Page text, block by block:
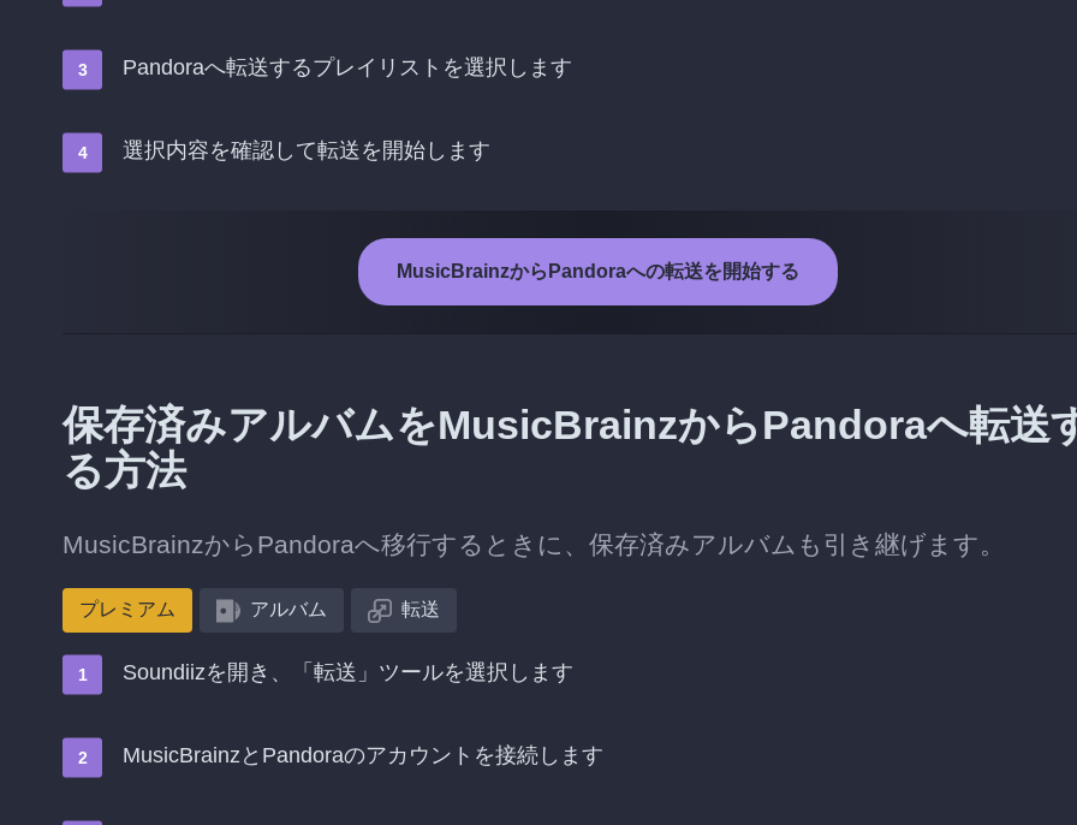
Pandoraへ転送するプレイリストを選択します
選択内容を確認して転送を開始します
MusicBrainzからPandoraへの転送を開始する
保存済みアルバムをMusicBrainzからPandoraへ転送
る方法
MusicBrainzからPandoraへ移行するときに、保存済みアルバムも引き継げます。
プレミアム アルバム 転送
Soundiizを開き、「転送」ツールを選択します
MusicBrainzとPandoraのアカウントを接続します